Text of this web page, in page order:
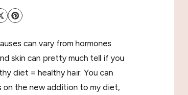
can vary from hormones
skin can pretty much tell if you
diet = healthy hair. You can
on the new addition to my diet,